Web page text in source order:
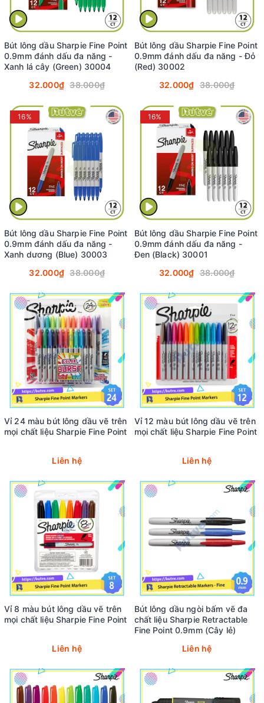
Bút lông dầu Sharpie Fine Point
0.9mm đánh dấu đa năng -
Xanh lá cây (Green) 30004
32.000₫ 38.000₫
Bút lông dầu Sharpie Fine Point
0.9mm đánh dấu đa năng - Đỏ
(Red) 30002
32.000₫ 38.000₫
16%
Bút lông dầu Sharpie Fine Point
0.9mm đánh dấu đa năng -
Xanh dương (Blue) 30003
32.000₫ 38.000₫
16%
Bút lông dầu Sharpie Fine Point
0.9mm đánh dấu đa năng -
Đen (Black) 30001
32.000₫ 38.000₫
Vỉ 24 màu bút lông dầu vẽ trên
mọi chất liệu Sharpie Fine Point
Liên hệ
Vỉ 12 màu bút lông dầu vẽ trên
mọi chất liệu Sharpie Fine Point
Liên hệ
Vỉ 8 màu bút lông dầu vẽ trên
mọi chất liệu Sharpie Fine Point
Liên hệ
Bút lông dầu ngòi bấm vẽ đa
chất liệu Sharpie Retractable
Fine Point 0.9mm (Cây lẻ)
Liên hệ